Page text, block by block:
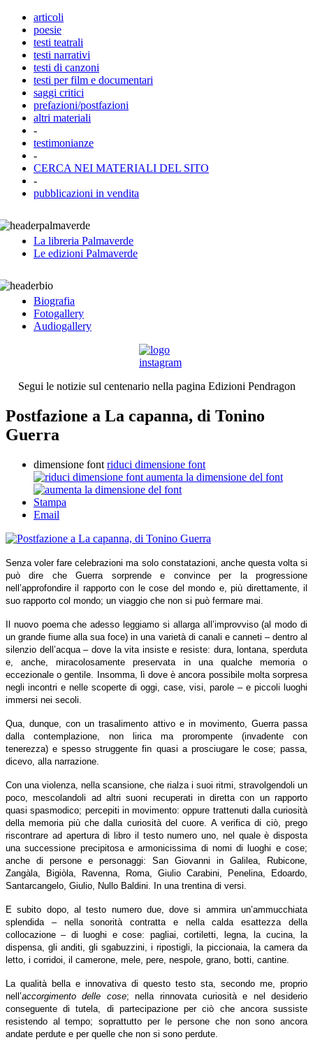
articoli
poesie
testi teatrali
testi narrativi
testi di canzoni
testi per film e documentari
saggi critici
prefazioni/postfazioni
altri materiali
-
testimonianze
-
CERCA NEI MATERIALI DEL SITO
-
pubblicazioni in vendita
La libreria Palmaverde
Le edizioni Palmaverde
Biografia
Fotogallery
Audiogallery
Segui le notizie sul centenario nella pagina Edizioni Pendragon
Postfazione a La capanna, di Tonino
Guerra
dimensione font riduci dimensione font
aumenta la dimensione del font
Stampa
Email
Senza voler fare celebrazioni ma solo constatazioni, anche questa volta si
può dire che Guerra sorprende e convince per la progressione
nell’approfondire il rapporto con le cose del mondo e, più direttamente, il
suo rapporto col mondo; un viaggio che non si può fermare mai.
Il nuovo poema che adesso leggiamo si allarga all’improvviso (al modo di
un grande fiume alla sua foce) in una varietà di canali e canneti – dentro al
silenzio dell’acqua – dove la vita insiste e resiste: dura, lontana, sperduta
e, anche, miracolosamente preservata in una qualche memoria o
eccezionale o gentile. Insomma, lì dove è ancora possibile molta sorpresa
negli incontri e nelle scoperte di oggi, case, visi, parole – e piccoli luoghi
immersi nei secoli.
Qua, dunque, con un trasalimento attivo e in movimento, Guerra passa
dalla contemplazione, non lirica ma prorompente (invadente con
tenerezza) e spesso struggente fin quasi a prosciugare le cose; passa,
dicevo, alla narrazione.
Con una violenza, nella scansione, che rialza i suoi ritmi, stravolgendoli un
poco, mescolandoli ad altri suoni recuperati in diretta con un rapporto
quasi spasmodico; percepiti in movimento: oppure trattenuti dalla curiosità
della memoria più che dalla curiosità del cuore. A verifica di ciò, prego
riscontrare ad apertura di libro il testo numero uno, nel quale è disposta
una successione precipitosa e armonicissima di nomi di luoghi e cose;
anche di persone e personaggi: San Giovanni in Galilea, Rubicone,
Zangàla, Bigiòla, Ravenna, Roma, Giulio Carabini, Penelina, Edoardo,
Santarcangelo, Giulio, Nullo Baldini. In una trentina di versi.
E subito dopo, al testo numero due, dove si ammira un’ammucchiata
splendida – nella sonorità contratta e nella calda esattezza della
collocazione – di luoghi e cose: pagliai, cortiletti, legna, la cucina, la
dispensa, gli anditi, gli sgabuzzini, i ripostigli, la piccionaia, la camera da
letto, i corridoi, il camerone, mele, pere, nespole, grano, botti, cantine.
La qualità bella e innovativa di questo testo sta, secondo me, proprio
nell’accorgimento delle cose; nella rinnovata curiosità e nel desiderio
conseguente di tutela, di partecipazione per ciò che ancora sussiste
resistendo al tempo; soprattutto per le persone che non sono ancora
andate perdute e per quelle che non si sono perdute.